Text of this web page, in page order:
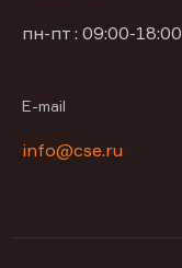
пн-пт : 09:00-18:00
E-mail
info@cse.ru